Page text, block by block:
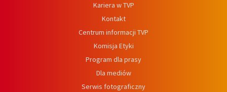
Kariera w TVP
Kontakt
Centrum informacji TVP
Komisja Etyki
Program dla prasy
Dla mediów
Serwis fotograficzny